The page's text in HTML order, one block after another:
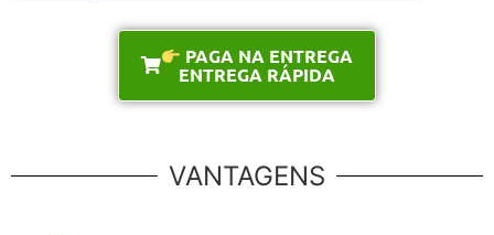
PAGA NA ENTREGA
ENTREGA RÁPIDA
VANTAGENS